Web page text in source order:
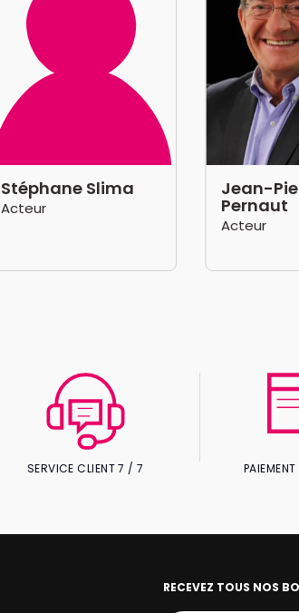
Stéphane Slima
Acteur
Jean-
Pernaut
Acteur
SERVICE CLIENT 7 / 7
RECEVEZ TOUS NOS